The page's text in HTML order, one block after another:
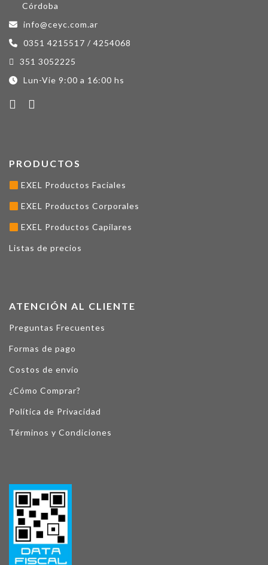
Córdoba
info@ceyc.com.ar
0351 4215517 / 4254068
351 3052225
Lun-Vie 9:00 a 16:00 hs
PRODUCTOS
EXEL Productos Faciales
EXEL Productos Corporales
EXEL Productos Capilares
Listas de precios
ATENCIÓN AL CLIENTE
Preguntas Frecuentes
Formas de pago
Costos de envío
¿Cómo Comprar?
Política de Privacidad
Términos y Condiciones